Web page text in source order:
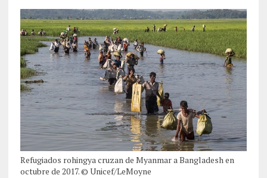
Refugiados rohingya cruzan de Myanmar a Bangladesh en
octubre de 2017. © Unicef/LeMoyne